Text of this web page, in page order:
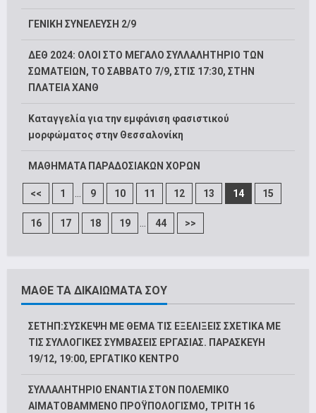
ΓΕΝΙΚΗ ΣΥΝΕΛΕΥΣΗ 2/9
ΔΕΘ 2024: ΟΛΟΙ ΣΤΟ ΜΕΓΑΛΟ ΣΥΛΛΑΛΗΤΗΡΙΟ ΤΩΝ
ΣΩΜΑΤΕΙΩΝ, ΤΟ ΣΑΒΒΑΤΟ 7/9, ΣΤΙΣ 17:30, ΣΤΗΝ
ΠΛΑΤΕΙΑ ΧΑΝΘ
Καταγγελία για την εμφάνιση φασιστικού
μορφώματος στην Θεσσαλονίκη
ΜΑΘΗΜΑΤΑ ΠΑΡΑΔΟΣΙΑΚΩΝ ΧΟΡΩΝ
<< 1 ... 9 10 11 12 13 14 15
16 17 18 19 ... 44 >>
ΜΑΘΕ ΤΑ ΔΙΚΑΙΩΜΑΤΑ ΣΟΥ
ΣΕΤΗΠ:ΣΥΣΚΕΨΗ ΜΕ ΘΕΜΑ ΤΙΣ ΕΞΕΛΙΞΕΙΣ ΣΧΕΤΙΚΑ ΜΕ
ΤΙΣ ΣΥΛΛΟΓΙΚΕΣ ΣΥΜΒΑΣΕΙΣ ΕΡΓΑΣΙΑΣ. ΠΑΡΑΣΚΕΥΗ
19/12, 19:00, ΕΡΓΑΤΙΚΟ ΚΕΝΤΡΟ
ΣΥΛΛΑΛΗΤΗΡΙΟ ΕΝΑΝΤΙΑ ΣΤΟΝ ΠΟΛΕΜΙΚΟ
ΑΙΜΑΤΟΒΑΜΜΕΝΟ ΠΡΟΫΠΟΛΟΓΙΣΜΟ, ΤΡΙΤΗ 16